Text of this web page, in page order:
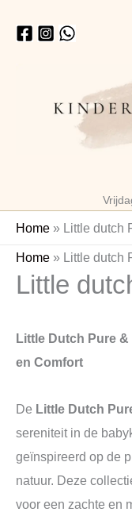
naar
Home » Little dutch
Home » Little dutch
Little
Little Dutch Pure
en Comfort
De Little Dutch
sereniteit in de
geïnspireerd op de
natuur. Deze
voor een zachte en